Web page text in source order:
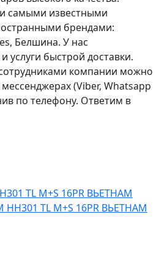
самыми известными
брендами:
Белшина. У нас
услуги быстрой доставки.
компании можно
(Viber, Whatsapp
по телефону. Ответим в
HH301 TL M+S 16PR ВЬЕТНАМ